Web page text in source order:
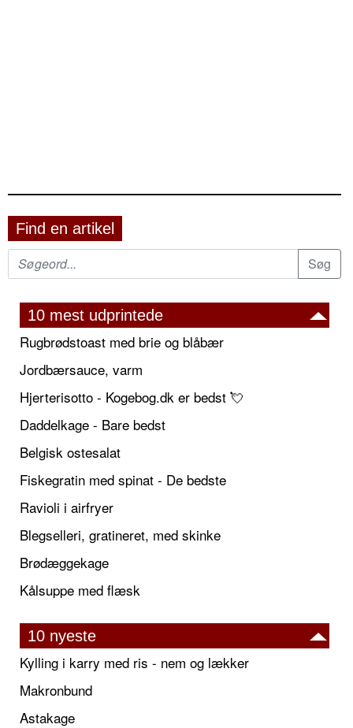
Find en artikel
10 mest udprintede
Rugbrødstoast med brie og blåbær
Jordbærsauce, varm
Hjerterisotto - Kogebog.dk er bedst 💘
Daddelkage - Bare bedst
Belgisk ostesalat
Fiskegratin med spinat - De bedste
Ravioli i airfryer
Blegselleri, gratineret, med skinke
Brødæggekage
Kålsuppe med flæsk
10 nyeste
Kylling i karry med ris - nem og lækker
Makronbund
Astakage